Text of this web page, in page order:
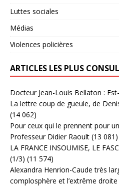
Luttes sociales
Médias
Violences policières
ARTICLES LES PLUS
Docteur Jean-Louis Bellaton :
La lettre coup de gueule, de
(14 062)
Pour ceux qui le prennent pour
Professeur Didier Raoult (13 081)
LA FRANCE INSOUMISE, LE
(1/3) (11 574)
Alexandra Henrion-Caude très
complosphère et l’extrême droite